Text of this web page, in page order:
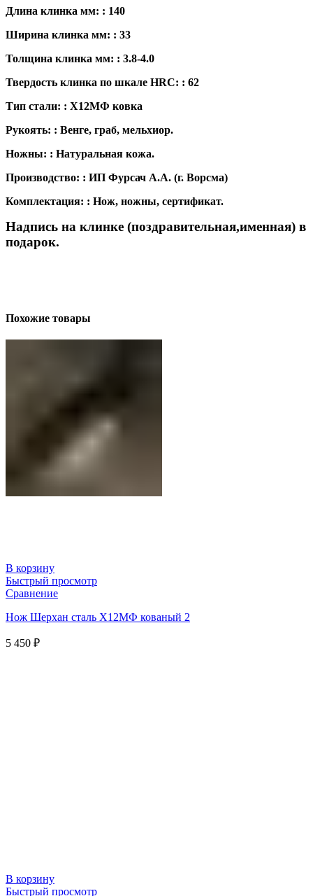
Длина клинка мм: : 140
Ширина клинка мм: : 33
Толщина клинка мм: : 3.8-4.0
Твердость клинка по шкале HRC: : 62
Тип стали: : Х12МФ ковка
Рукоять: : Венге, граб, мельхиор.
Ножны: : Натуральная кожа.
Производство: : ИП Фурсач А.А. (г. Ворсма)
Комплектация: : Нож, ножны, сертификат.
Надпись на клинке (поздравительная,именная) в
подарок.
Похожие товары
В корзину
Быстрый просмотр
Сравнение
Нож Шерхан сталь Х12МФ кованый 2
5 450 ₽
В корзину
Быстрый просмотр